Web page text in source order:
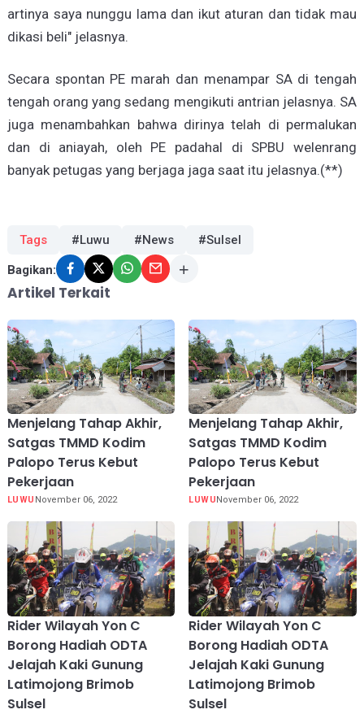
artinya saya nunggu lama dan ikut aturan dan tidak mau
dikasi beli" jelasnya.
Secara spontan PE marah dan menampar SA di tengah
tengah orang yang sedang mengikuti antrian jelasnya. SA
juga menambahkan bahwa dirinya telah di permalukan
dan di aniayah, oleh PE padahal di SPBU welenrang
banyak petugas yang berjaga jaga saat itu jelasnya.(**)
Tags #Luwu #News #Sulsel
Bagikan:
Artikel Terkait
Menjelang Tahap Akhir,
Satgas TMMD Kodim
Palopo Terus Kebut
Pekerjaan
LUWU November 06, 2022
Menjelang Tahap Akhir,
Satgas TMMD Kodim
Palopo Terus Kebut
Pekerjaan
LUWU November 06, 2022
Rider Wilayah Yon C
Borong Hadiah ODTA
Jelajah Kaki Gunung
Latimojong Brimob
Sulsel
Rider Wilayah Yon C
Borong Hadiah ODTA
Jelajah Kaki Gunung
Latimojong Brimob
Sulsel